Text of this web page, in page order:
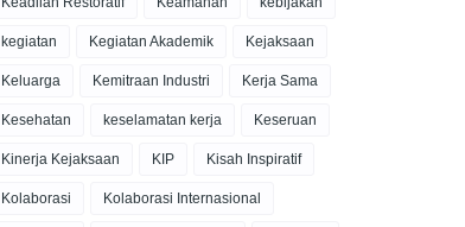
kegiatan Kegiatan Akademik Kejaksaan
Keluarga Kemitraan Industri Kerja Sama
Kesehatan keselamatan kerja Keseruan
Kinerja Kejaksaan KIP Kisah Inspiratif
Kolaborasi Kolaborasi Internasional